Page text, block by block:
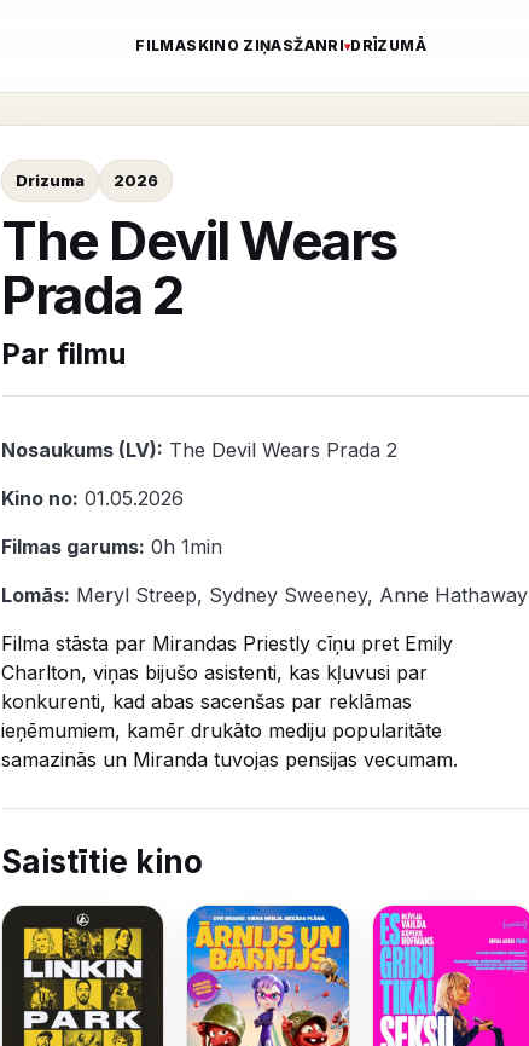
FILMAS KINO ZIŅASŽANRI DRĪZUMĀ
Drizuma 2026
The Devil Wears
Prada 2
Par filmu
Nosaukums (LV): The Devil Wears Prada 2
Kino no: 01.05.2026
Filmas garums: 0h 1min
Lomās: Meryl Streep, Sydney Sweeney, Anne Hathaway
Filma stāsta par Mirandas Priestly cīņu pret Emily
Charlton, viņas bijušo asistenti, kas kļuvusi par
konkurenti, kad abas sacenšas par reklāmas
ieņēmumiem, kamēr drukāto mediju popularitāte
samazinās un Miranda tuvojas pensijas vecumam.
Saistītie kino